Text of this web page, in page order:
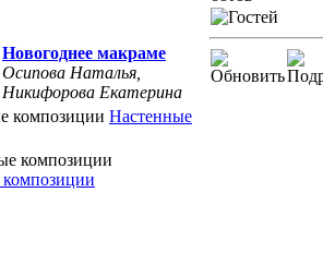
Новогоднее макраме
Осипова Наталья,
Никифорова Екатерина
Настенные